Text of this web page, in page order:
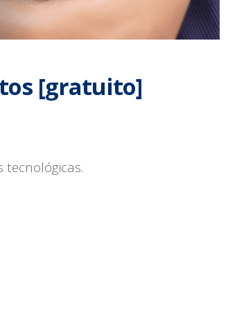
[gratuito]